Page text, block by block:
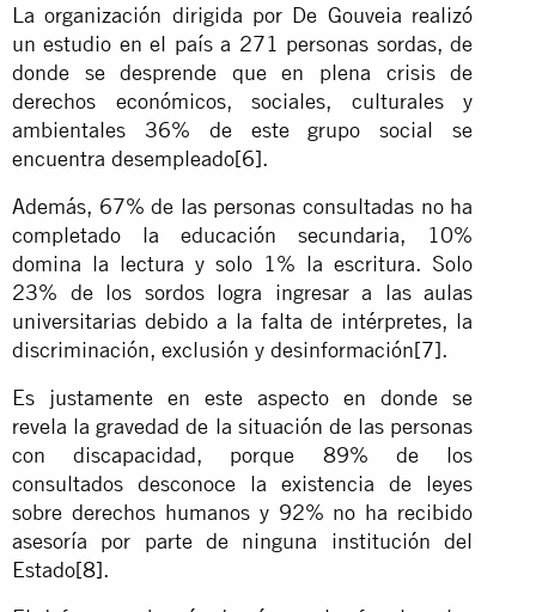
La organización dirigida por De Gouveia realizó
un estudio en el país a 271 personas sordas, de
donde se desprende que en plena crisis de
derechos económicos, sociales, culturales y
ambientales 36% de este grupo social se
encuentra desempleado[6].
Además, 67% de las personas consultadas no ha
completado la educación secundaria, 10%
domina la lectura y solo 1% la escritura. Solo
23% de los sordos logra ingresar a las aulas
universitarias debido a la falta de intérpretes, la
discriminación, exclusión y desinformación[7].
Es justamente en este aspecto en donde se
revela la gravedad de la situación de las personas
con discapacidad, porque 89% de los
consultados desconoce la existencia de leyes
sobre derechos humanos y 92% no ha recibido
asesoría por parte de ninguna institución del
Estado[8].